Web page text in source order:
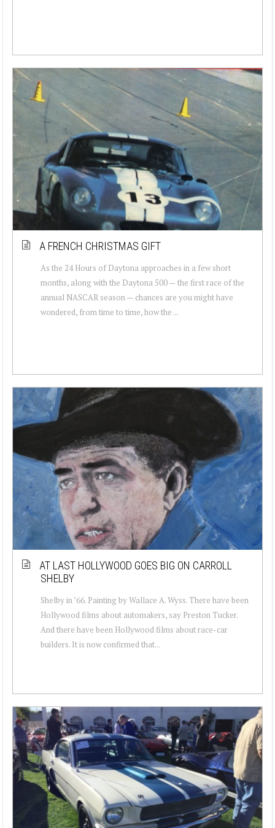
A FRENCH CHRISTMAS GIFT
As the 24 Hours of Daytona approaches in a few short
months, along with the Daytona 500 — the first race of the
annual NASCAR season — chances are you might have
wondered, from time to time, how the ...
AT LAST HOLLYWOOD GOES BIG ON CARROLL
SHELBY
Shelby in ’66. Painting by Wallace A. Wyss. There have been
Hollywood films about automakers, say Preston Tucker.
And there have been Hollywood films about race-car
builders. It is now confirmed that...